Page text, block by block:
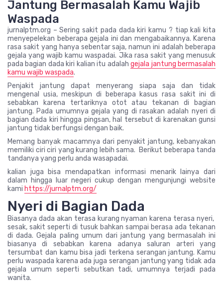
Jantung Bermasalah Kamu Wajib
Waspada
jurnalptm.org – Sering sakit pada dada kiri kamu ? tiap kali kita
menyepelekan beberapa gejala ini dan mengabaikannya. Karena
rasa sakit yang hanya sebentar saja, namun ini adalah beberapa
gejala yang wajib kamu waspadai. Jika rasa sakit yang menusuk
pada bagian dada kiri kalian itu adalahgejala jantung bermasalah
kamu wajib waspada.
Penjakit jantung dapat menyerang siapa saja dan tidak
mengenal usia, meskipun di beberapa kasus rasa sakit ini di
sebabkan karena tertariknya otot atau tekanan di bagian
jantung. Pada umumnya gejala yang di rasakan adalah nyeri di
bagian dada kiri hingga pingsan, hal tersebut di karenakan gunsi
jantung tidak berfungsi dengan baik.
Memang banyak macamnya dari penyakit jantung, kebanyakan
memiliki ciri ciri yang kurang lebih sama. Berikut beberapa tanda
tandanya yang perlu anda wasapadai.
kalian juga bisa mendapatkan informasi menarik lainya dari
dalam hingga luar negeri cukup dengan mengunjungi website
kami https://jurnalptm.org/
Nyeri di Bagian Dada
Biasanya dada akan terasa kurang nyaman karena terasa nyeri,
sesak, sakit seperti di tusuk bahkan sampai berasa ada tekanan
di dada. Gejala paling umum dari jantung yang bermasalah ini
biasanya di sebabkan karena adanya saluran arteri yang
tersumbat dan kamu bisa jadi terkena serangan jantung. Kamu
perlu waspada karena ada juga serangan jantung yang tidak ada
gejala umum seperti sebutkan tadi, umumnya terjadi pada
wanita.